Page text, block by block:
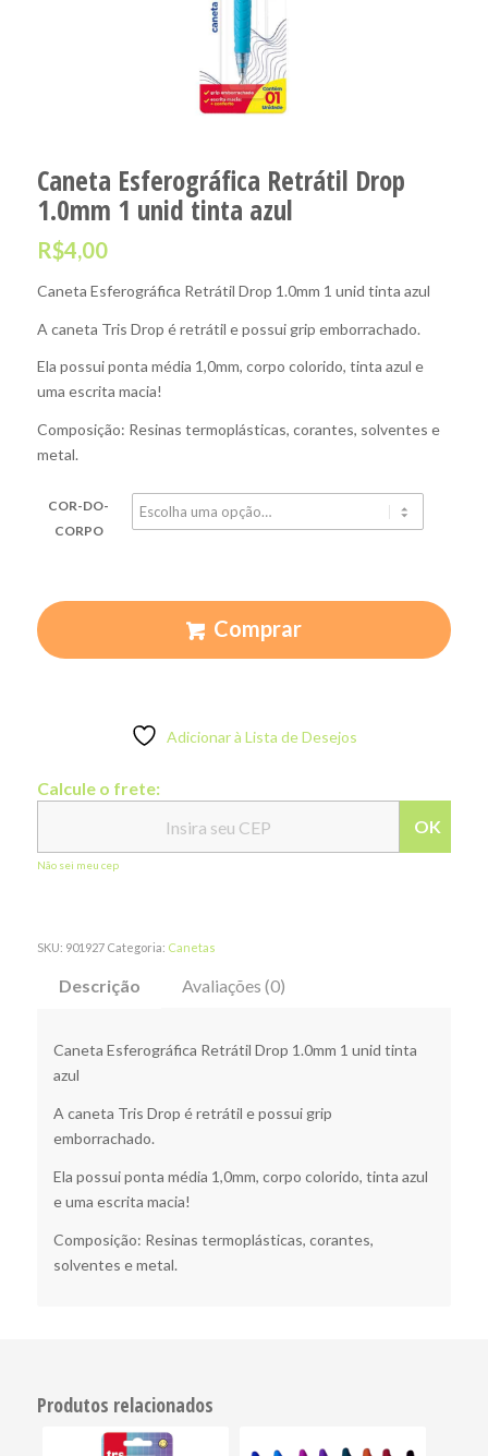
Caneta Esferográfica Retrátil Drop
1.0mm 1 unid tinta azul
R$4,00
Caneta Esferográfica Retrátil Drop 1.0mm 1 unid tinta azul
A caneta Tris Drop é retrátil e possui grip emborrachado.
Ela possui ponta média 1,0mm, corpo colorido, tinta azul e
uma escrita macia!
Composição: Resinas termoplásticas, corantes, solventes e
metal.
COR-DO-
CORPO
Comprar
Adicionar à Lista de Desejos
Calcule o frete:
OK
Não sei meu cep
SKU: 901927 Categoria: Canetas
Descrição Avaliações (0)
Caneta Esferográfica Retrátil Drop 1.0mm 1 unid tinta
azul
A caneta Tris Drop é retrátil e possui grip
emborrachado.
Ela possui ponta média 1,0mm, corpo colorido, tinta azul
e uma escrita macia!
Composição: Resinas termoplásticas, corantes,
solventes e metal.
Produtos relacionados